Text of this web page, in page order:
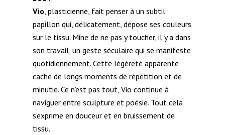
Vio , plasticienne, fait penser à un subtil
papillon qui, délicatement, dépose ses couleurs
sur le tissu. Mine de ne pas y toucher, il y a dans
son travail, un geste séculaire qui se manifeste
quotidiennement. Cette légèreté apparente
cache de longs moments de répétition et de
minutie. Ce n’est pas tout, Vio continue à
naviguer entre sculpture et poésie. Tout cela
s’exprime en douceur et en bruissement de
tissu.